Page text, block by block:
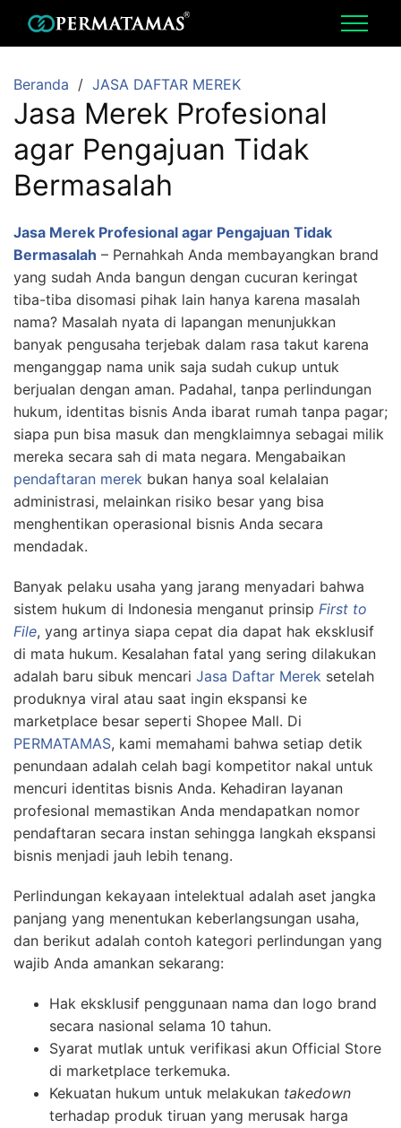
Beranda JASA DAFTAR MEREK
Jasa Merek Profesional
agar Pengajuan Tidak
Bermasalah
Jasa Merek Profesional agar Pengajuan Tidak
Bermasalah – Pernahkah Anda membayangkan brand
yang sudah Anda bangun dengan cucuran keringat
tiba-tiba disomasi pihak lain hanya karena masalah
nama? Masalah nyata di lapangan menunjukkan
banyak pengusaha terjebak dalam rasa takut karena
menganggap nama unik saja sudah cukup untuk
berjualan dengan aman. Padahal, tanpa perlindungan
hukum, identitas bisnis Anda ibarat rumah tanpa pagar;
siapa pun bisa masuk dan mengklaimnya sebagai milik
mereka secara sah di mata negara. Mengabaikan
pendaftaran merek bukan hanya soal kelalaian
administrasi, melainkan risiko besar yang bisa
menghentikan operasional bisnis Anda secara
mendadak.
Banyak pelaku usaha yang jarang menyadari bahwa
sistem hukum di Indonesia menganut prinsip First to
File, yang artinya siapa cepat dia dapat hak eksklusif
di mata hukum. Kesalahan fatal yang sering dilakukan
adalah baru sibuk mencari Jasa Daftar Merek setelah
produknya viral atau saat ingin ekspansi ke
marketplace besar seperti Shopee Mall. Di
PERMATAMAS, kami memahami bahwa setiap detik
penundaan adalah celah bagi kompetitor nakal untuk
mencuri identitas bisnis Anda. Kehadiran layanan
profesional memastikan Anda mendapatkan nomor
pendaftaran secara instan sehingga langkah ekspansi
bisnis menjadi jauh lebih tenang.
Perlindungan kekayaan intelektual adalah aset jangka
panjang yang menentukan keberlangsungan usaha,
dan berikut adalah contoh kategori perlindungan yang
wajib Anda amankan sekarang:
Hak eksklusif penggunaan nama dan logo brand
secara nasional selama 10 tahun.
Syarat mutlak untuk verifikasi akun Official Store
di marketplace terkemuka.
Kekuatan hukum untuk melakukan takedown
terhadap produk tiruan yang merusak harga